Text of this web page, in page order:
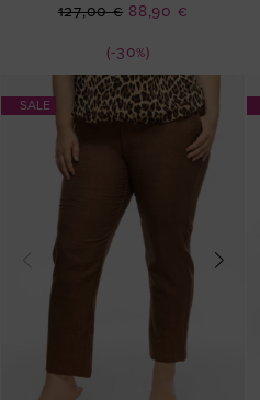
(-30%)
Ειδική
88,90 €
127,00 €
SALE